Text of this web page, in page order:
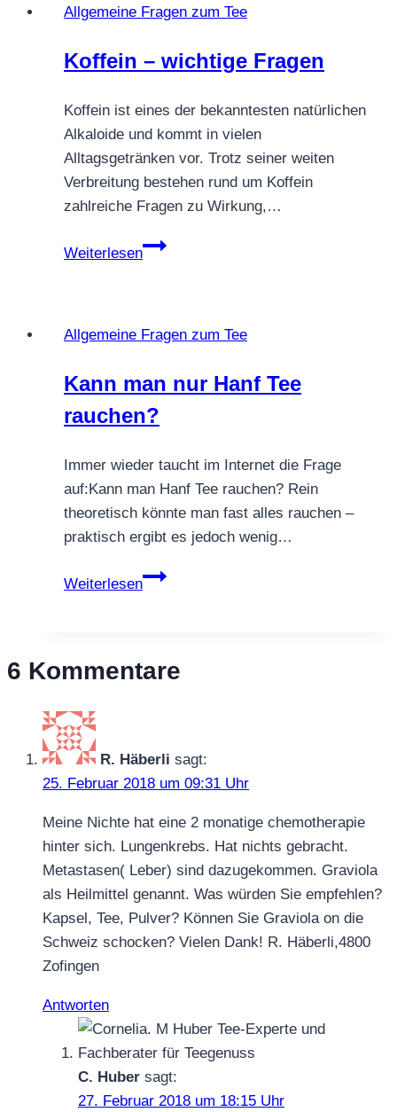
Allgemeine Fragen zum Tee
Koffein – wichtige Fragen
Koffein ist eines der bekanntesten natürlichen
Alkaloide und kommt in vielen
Alltagsgetränken vor. Trotz seiner weiten
Verbreitung bestehen rund um Koffein
zahlreiche Fragen zu Wirkung,…
Weiterlesen
Koffein
Allgemeine Fragen zum Tee
Kann man nur Hanf Tee
rauchen?
Immer wieder taucht im Internet die Frage
auf:Kann man Hanf Tee rauchen? Rein
theoretisch könnte man fast alles rauchen –
praktisch ergibt es jedoch wenig…
Weiterlesen
Kann
Tee
6 Kommentare
R. Häberli sagt:
25. Februar 2018 um 09:31 Uhr
Meine Nichte hat eine 2 monatige chemotherapie
hinter sich. Lungenkrebs. Hat nichts gebracht.
Metastasen( Leber) sind dazugekommen. Graviola
als Heilmittel genannt. Was würden Sie empfehlen?
Kapsel, Tee, Pulver? Können Sie Graviola on die
Schweiz schocken? Vielen Dank! R. Häberli,4800
Zofingen
Antworten
C. Huber sagt:
27. Februar 2018 um 18:15 Uhr